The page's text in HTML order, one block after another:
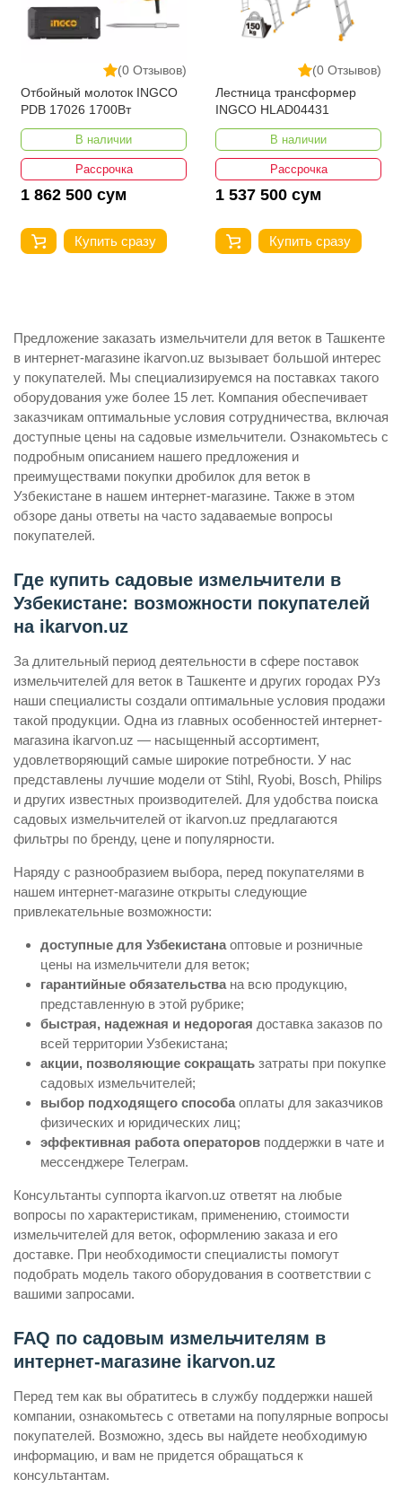
(0 Отзывов)
Отбойный молоток INGCO
PDB 17026 1700Вт
В наличии
Рассрочка
1 862 500 сум
Купить сразу
(0 Отзывов)
Лестница трансформер
INGCO HLAD04431
В наличии
Рассрочка
1 537 500 сум
Купить сразу
Предложение заказать измельчители для веток в Ташкенте
в интернет-магазине ikarvon.uz вызывает большой интерес
у покупателей. Мы специализируемся на поставках такого
оборудования уже более 15 лет. Компания обеспечивает
заказчикам оптимальные условия сотрудничества, включая
доступные цены на садовые измельчители. Ознакомьтесь с
подробным описанием нашего предложения и
преимуществами покупки дробилок для веток в
Узбекистане в нашем интернет-магазине. Также в этом
обзоре даны ответы на часто задаваемые вопросы
покупателей.
Где купить садовые измельчители в
Узбекистане: возможности покупателей
на ikarvon.uz
За длительный период деятельности в сфере поставок
измельчителей для веток в Ташкенте и других городах РУз
наши специалисты создали оптимальные условия продажи
такой продукции. Одна из главных особенностей интернет-
магазина ikarvon.uz — насыщенный ассортимент,
удовлетворяющий самые широкие потребности. У нас
представлены лучшие модели от Stihl, Ryobi, Bosch, Philips
и других известных производителей. Для удобства поиска
садовых измельчителей от ikarvon.uz предлагаются
фильтры по бренду, цене и популярности.
Наряду с разнообразием выбора, перед покупателями в
нашем интернет-магазине открыты следующие
привлекательные возможности:
доступные для Узбекистана оптовые и розничные
цены на измельчители для веток;
гарантийные обязательства на всю продукцию,
представленную в этой рубрике;
быстрая, надежная и недорогая доставка заказов по
всей территории Узбекистана;
акции, позволяющие сокращать затраты при покупке
садовых измельчителей;
выбор подходящего способа оплаты для заказчиков
физических и юридических лиц;
эффективная работа операторов поддержки в чате и
мессенджере Телеграм.
Консультанты суппорта ikarvon.uz ответят на любые
вопросы по характеристикам, применению, стоимости
измельчителей для веток, оформлению заказа и его
доставке. При необходимости специалисты помогут
подобрать модель такого оборудования в соответствии с
вашими запросами.
FAQ по садовым измельчителям в
интернет-магазине ikarvon.uz
Перед тем как вы обратитесь в службу поддержки нашей
компании, ознакомьтесь с ответами на популярные вопросы
покупателей. Возможно, здесь вы найдете необходимую
информацию, и вам не придется обращаться к
консультантам.